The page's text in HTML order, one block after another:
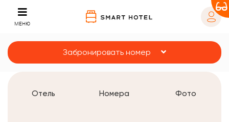
МЕНЮ
Забронировать номер
Отель Номера Фото